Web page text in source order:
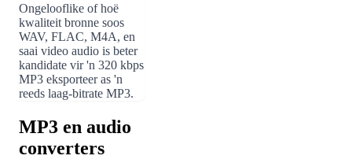
Ongelooflike of hoë
kwaliteit bronne soos
WAV, FLAC, M4A, en
saai video audio is beter
kandidate vir 'n 320 kbps
MP3 eksporteer as 'n
reeds laag-bitrate MP3.
MP3 en audio
converters